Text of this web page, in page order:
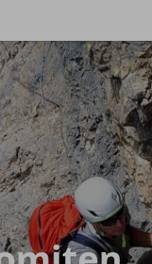
Alpen
2+
1:1